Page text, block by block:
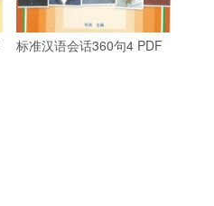
标准汉语会话360句4 PDF